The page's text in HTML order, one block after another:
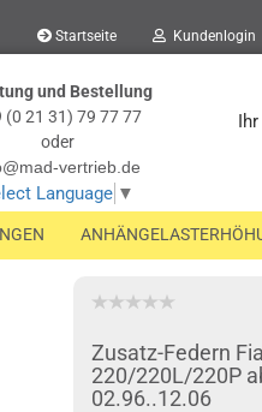
Startseite Kundenlogin
und Bestellung
(0 21 31) 79 77 77
oder
vertrieb.de
Language ▼
Zusatz-Federn
220/220L/220P
02.96..12.06